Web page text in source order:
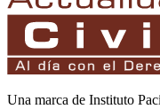
Una marca de Instituto